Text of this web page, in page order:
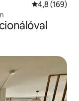
Átlagos
4,8 (169)